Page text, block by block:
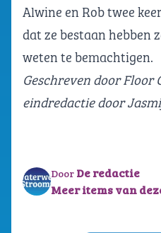
Alwine en Rob twee
dat ze bestaan hebben
weten te bemachtigen.
Geschreven door Floor
eindredactie door
Door De redactie
Meer items van